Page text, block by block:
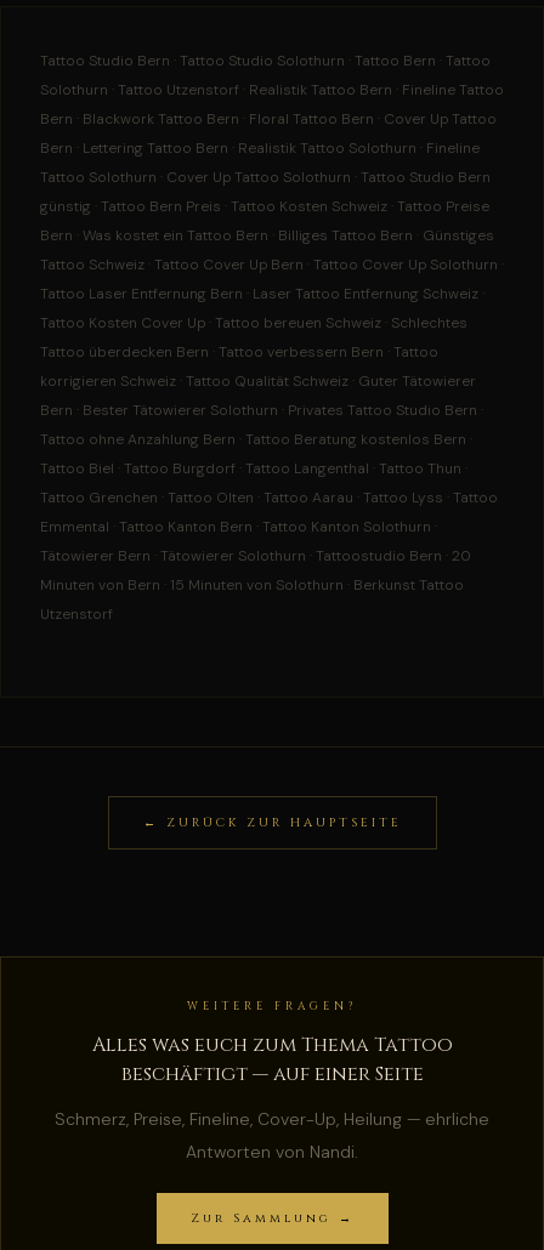
Tattoo Studio Bern · Tattoo Studio Solothurn · Tattoo Bern · Tattoo
Solothurn · Tattoo Utzenstorf · Realistik Tattoo Bern · Fineline Tattoo
Bern · Blackwork Tattoo Bern · Floral Tattoo Bern · Cover Up Tattoo
Bern · Lettering Tattoo Bern · Realistik Tattoo Solothurn · Fineline
Tattoo Solothurn · Cover Up Tattoo Solothurn · Tattoo Studio Bern
günstig · Tattoo Bern Preis · Tattoo Kosten Schweiz · Tattoo Preise
Bern · Was kostet ein Tattoo Bern · Billiges Tattoo Bern · Günstiges
Tattoo Schweiz · Tattoo Cover Up Bern · Tattoo Cover Up Solothurn ·
Tattoo Laser Entfernung Bern · Laser Tattoo Entfernung Schweiz ·
Tattoo Kosten Cover Up · Tattoo bereuen Schweiz · Schlechtes
Tattoo überdecken Bern · Tattoo verbessern Bern · Tattoo
korrigieren Schweiz · Tattoo Qualität Schweiz · Guter Tätowierer
Bern · Bester Tätowierer Solothurn · Privates Tattoo Studio Bern ·
Tattoo ohne Anzahlung Bern · Tattoo Beratung kostenlos Bern ·
Tattoo Biel · Tattoo Burgdorf · Tattoo Langenthal · Tattoo Thun ·
Tattoo Grenchen · Tattoo Olten · Tattoo Aarau · Tattoo Lyss · Tattoo
Emmental · Tattoo Kanton Bern · Tattoo Kanton Solothurn ·
Tätowierer Bern · Tätowierer Solothurn · Tattoostudio Bern · 20
Minuten von Bern · 15 Minuten von Solothurn · Berkunst Tattoo
Utzenstorf
← ZURÜCK ZUR HAUPTSEITE
WEITERE FRAGEN?
Alles was euch zum Thema Tattoo
beschäftigt — auf einer Seite
Schmerz, Preise, Fineline, Cover-Up, Heilung — ehrliche
Antworten von Nandi.
Zur Sammlung →